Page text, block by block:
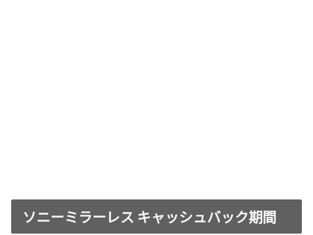
ソニーミラーレス キャッシュバック期間